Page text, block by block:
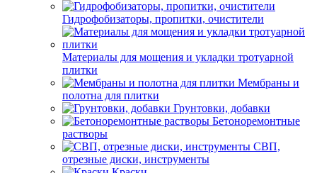
Гидрофобизаторы, пропитки, очистители
Материалы для мощения и укладки тротуарной
плитки
Мембраны и
полотна для плитки
Грунтовки, добавки
Бетоноремонтные
растворы
СВП,
отрезные диски, инструменты